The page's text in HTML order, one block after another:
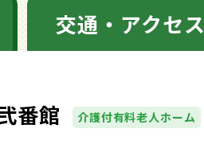
交通・アクセス
番館 介護付有料老人ホーム